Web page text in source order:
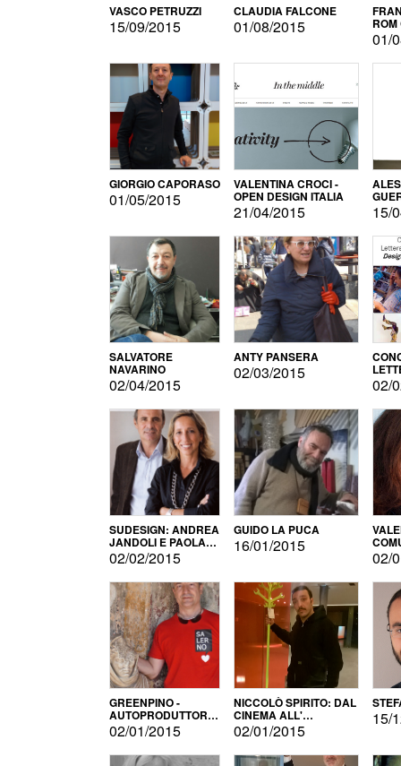
VASCO PETRUZZI
15/09/2015
CLAUDIA FALCONE
01/08/2015
01/
GIORGIO CAPORASO
01/05/2015
VALENTINA CROCI -
OPEN DESIGN ITALIA
21/04/2015 15/
SALVATORE
NAVARINO
02/04/2015
ANTY PANSERA
02/03/2015
02/
SUDESIGN: ANDREA
JANDOLI E PAOLA
PISAPIA
02/02/2015
GUIDO LA PUCA
16/01/2015
02/
GREENPINO -
AUTOPRODUTTORE
PER AMORE
02/01/2015
NICCOLÒ SPIRITO: DAL
CINEMA ALL'
AUTOPRODUZIONE
02/01/2015
15/